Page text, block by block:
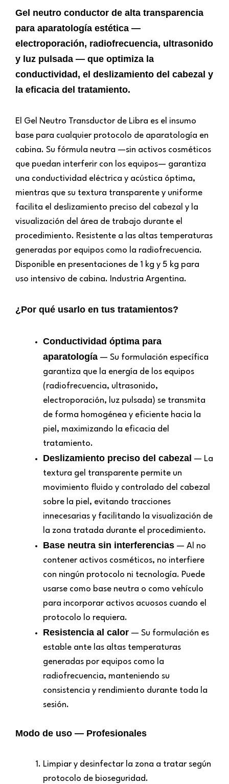
Gel neutro conductor de alta transparencia
para aparatología estética —
electroporación, radiofrecuencia, ultrasonido
y luz pulsada — que optimiza la
conductividad, el deslizamiento del cabezal y
la eficacia del tratamiento.
El Gel Neutro Transductor de Libra es el insumo
base para cualquier protocolo de aparatología en
cabina. Su fórmula neutra —sin activos cosméticos
que puedan interferir con los equipos— garantiza
una conductividad eléctrica y acústica óptima,
mientras que su textura transparente y uniforme
facilita el deslizamiento preciso del cabezal y la
visualización del área de trabajo durante el
procedimiento. Resistente a las altas temperaturas
generadas por equipos como la radiofrecuencia.
Disponible en presentaciones de 1 kg y 5 kg para
uso intensivo de cabina. Industria Argentina.
¿Por qué usarlo en tus tratamientos?
Conductividad óptima para
aparatología — Su formulación específica
garantiza que la energía de los equipos
(radiofrecuencia, ultrasonido,
electroporación, luz pulsada) se transmita
de forma homogénea y eficiente hacia la
piel, maximizando la eficacia del
tratamiento.
Deslizamiento preciso del cabezal — La
textura gel transparente permite un
movimiento fluido y controlado del cabezal
sobre la piel, evitando tracciones
innecesarias y facilitando la visualización de
la zona tratada durante el procedimiento.
Base neutra sin interferencias — Al no
contener activos cosméticos, no interfiere
con ningún protocolo ni tecnología. Puede
usarse como base neutra o como vehículo
para incorporar activos acuosos cuando el
protocolo lo requiera.
Resistencia al calor — Su formulación es
estable ante las altas temperaturas
generadas por equipos como la
radiofrecuencia, manteniendo su
consistencia y rendimiento durante toda la
sesión.
Modo de uso — Profesionales
Limpiar y desinfectar la zona a tratar según
protocolo de bioseguridad.